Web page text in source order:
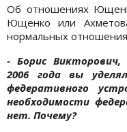
Об отношениях
Ющенко или
нормальных
- Борис
2006 года вы
федеративного
необходимости
нет. Почему?